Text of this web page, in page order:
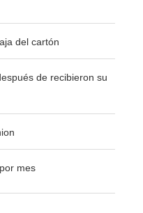
del cartón
de recibieron su
mes